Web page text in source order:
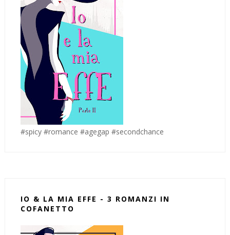
#spicy #romance #agegap #secondchance
IO & LA MIA EFFE - 3 ROMANZI IN
COFANETTO